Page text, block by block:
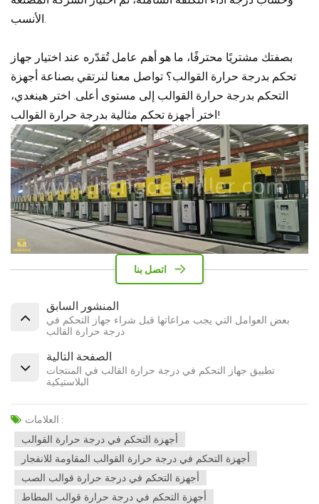
بصفتك مشتريًا محترفًا، ما هو أهم عامل تُقدّره عند اختيار جهاز
تحكم بدرجة حرارة القوالب؟ تواصل معنا لنرتقي بصناعة أجهزة
التحكم بدرجة حرارة القوالب إلى مستوى أعلى. اختر هينغدي،
اختر أجهزة تحكم مثالية بدرجة حرارة القوالب!
اتصل بنا
المنشور السابق
بعض العوامل التي يجب مراعاتها قبل شراء جهاز التحكم في
درجة حرارة القالب
الصفحة التالية
تطبيق جهاز التحكم في درجة حرارة القالب في المنتجات
البلاستيكية
العلامات :
أجهزة التحكم في درجة حرارة القوالب
أجهزة التحكم في درجة حرارة القوالب المقاومة للانفجار
أجهزة التحكم في درجة حرارة قوالب الصب
أجهزة التحكم في درجة حرارة قوالب المطاط